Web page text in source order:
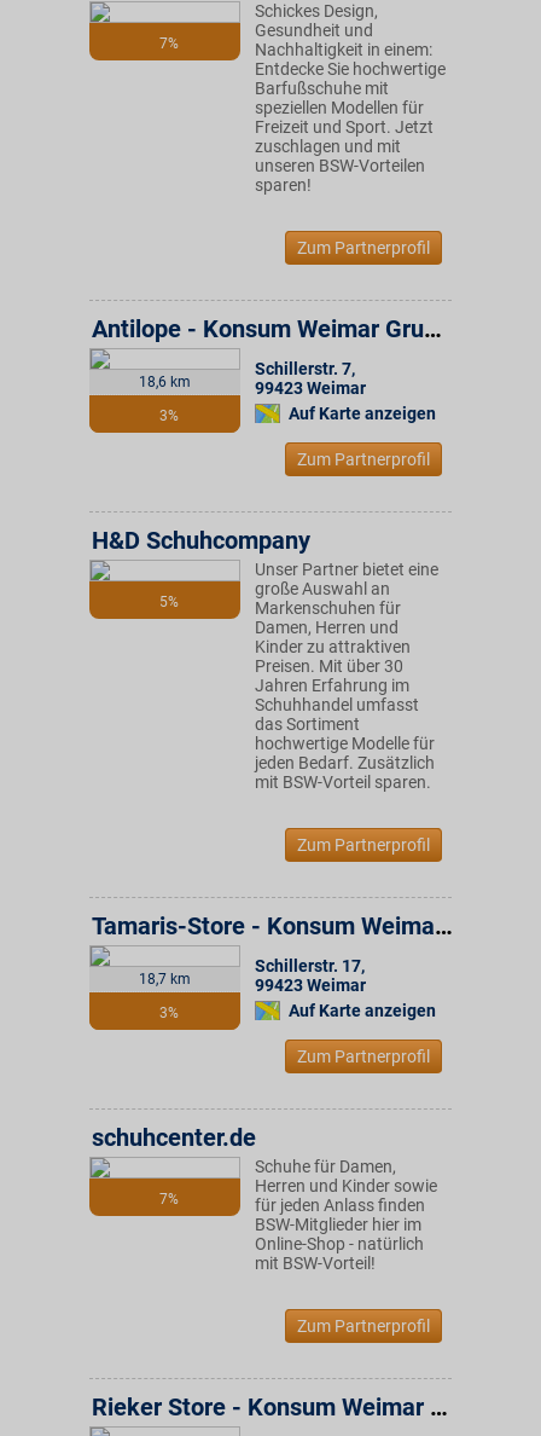
7%
Schickes Design,
Gesundheit und
Nachhaltigkeit in einem:
Entdecke Sie hochwertige
Barfußschuhe mit
speziellen Modellen für
Freizeit und Sport. Jetzt
zuschlagen und mit
unseren BSW-Vorteilen
sparen!
Zum Partnerprofil
18,6 km
3%
Antilope - Konsum Weimar Gruppe
Schillerstr. 7,
99423Weimar
Auf Karte anzeigen
Zum Partnerprofil
5%
H&D Schuhcompany
Unser Partner bietet eine
große Auswahl an
Markenschuhen für
Damen, Herren und
Kinder zu attraktiven
Preisen. Mit über 30
Jahren Erfahrung im
Schuhhandel umfasst
das Sortiment
hochwertige Modelle für
jeden Bedarf. Zusätzlich
mit BSW-Vorteil sparen.
Zum Partnerprofil
18,7 km
3%
Tamaris-Store - Konsum Weimar Gruppe
Schillerstr. 17,
99423Weimar
Auf Karte anzeigen
Zum Partnerprofil
7%
schuhcenter.de
Schuhe für Damen,
Herren und Kinder sowie
für jeden Anlass finden
BSW-Mitglieder hier im
Online-Shop - natürlich
mit BSW-Vorteil!
Zum Partnerprofil
Rieker Store - Konsum Weimar Gruppe